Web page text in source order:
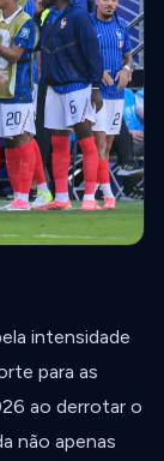
intensidade
para as
ao derrotar o
não apenas